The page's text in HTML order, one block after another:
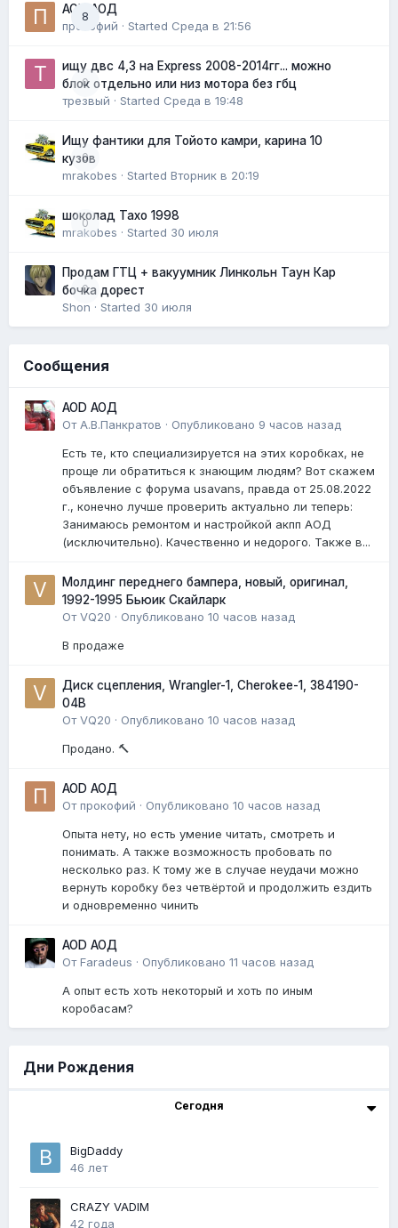
8
AOD АОД
прокофий · Started Среда в 21:56
0
ищу двс 4,3 на Express 2008-2014гг... можно
блок отдельно или низ мотора без гбц
трезвый · Started Среда в 19:48
0
Ищу фантики для Тойото камри, карина 10
кузов
mrakobes · Started Вторник в 20:19
0
шоколад Тахо 1998
mrakobes · Started 30 июля
0
Продам ГТЦ + вакуумник Линкольн Таун Кар
бочка дорест
Shon · Started 30 июля
Сообщения
AOD АОД
От А.В.Панкратов · Опубликовано 9 часов назад
Есть те, кто специализируется на этих коробках, не
проще ли обратиться к знающим людям? Вот скажем
объявление с форума usavans, правда от 25.08.2022
г., конечно лучше проверить актуально ли теперь:
Занимаюсь ремонтом и настройкой акпп АОД
(исключительно). Качественно и недорого. Также в...
Молдинг переднего бампера, новый, оригинал,
1992-1995 Бьюик Скайларк
ОтVQ20 · Опубликовано 10 часов назад
В продаже
Диск сцепления, Wrangler-1, Cherokee-1, 384190-
04B
ОтVQ20 · Опубликовано 10 часов назад
Продано. 🔨
AOD АОД
Отпрокофий · Опубликовано 10 часов назад
Опыта нету, но есть умение читать, смотреть и
понимать. А также возможность пробовать по
несколько раз. К тому же в случае неудачи можно
вернуть коробку без четвёртой и продолжить ездить
и одновременно чинить
AOD АОД
ОтFaradeus · Опубликовано 11 часов назад
А опыт есть хоть некоторый и хоть по иным
коробасам?
Дни Рождения
Сегодня
BigDaddy
46 лет
CRAZY VADIM
42 года